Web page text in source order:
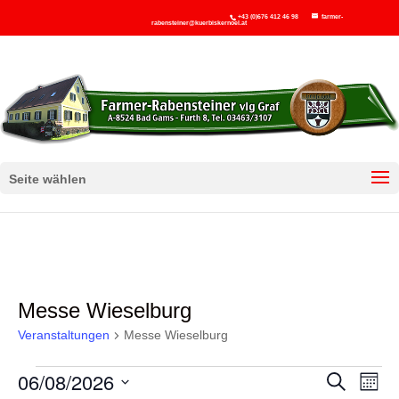
+43 (0)676 412 46 98
farmer-
rabensteiner@kuerbiskernoel.at
Seite wählen
Messe Wieselburg
Veranstaltungen Messe Wieselburg
Veranstaltungen Suche
Monat
06/08/2026